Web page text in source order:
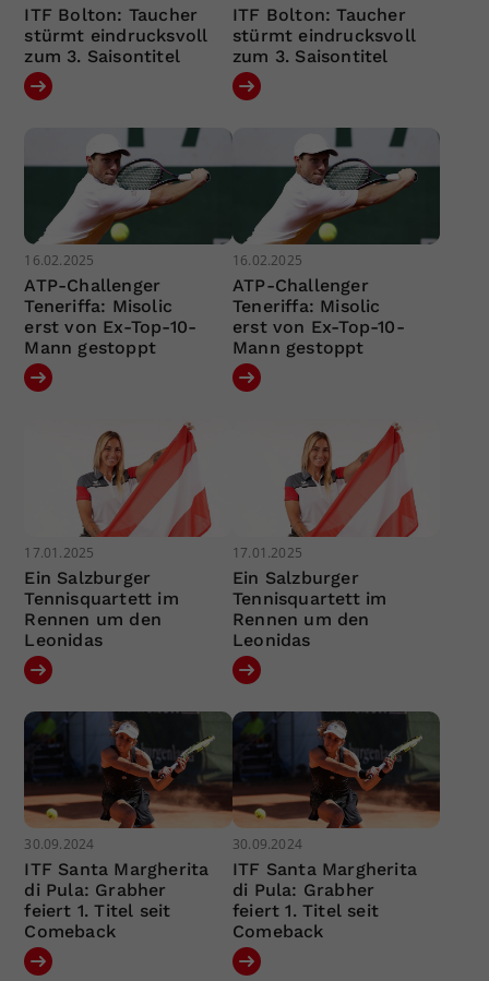
ITF Bolton: Taucher
stürmt eindrucksvoll
zum 3. Saisontitel
ITF Bolton: Taucher
stürmt eindrucksvoll
zum 3. Saisontitel
16.02.2025
ATP-Challenger
Teneriffa: Misolic
erst von Ex-Top-10-
Mann gestoppt
16.02.2025
ATP-Challenger
Teneriffa: Misolic
erst von Ex-Top-10-
Mann gestoppt
17.01.2025
Ein Salzburger
Tennisquartett im
Rennen um den
Leonidas
17.01.2025
Ein Salzburger
Tennisquartett im
Rennen um den
Leonidas
30.09.2024
ITF Santa Margherita
di Pula: Grabher
feiert 1. Titel seit
Comeback
30.09.2024
ITF Santa Margherita
di Pula: Grabher
feiert 1. Titel seit
Comeback